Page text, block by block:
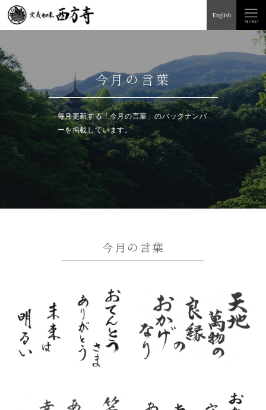
English
今月の言葉
毎月更新する「今月の言葉」のバックナンバ
ーを掲載しています。
今月の言葉